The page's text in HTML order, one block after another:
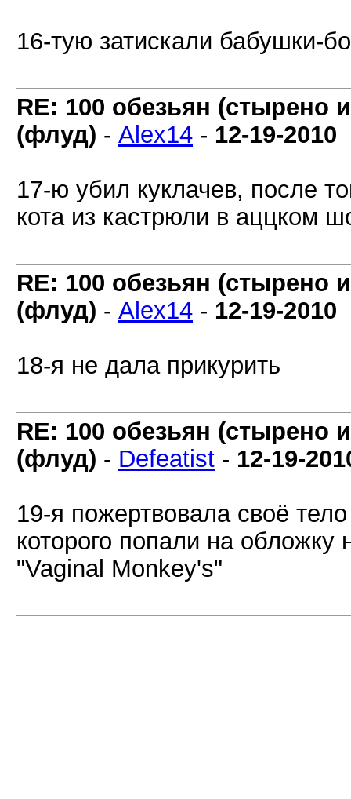
16-тую затискали бабушки-
RE: 100 обезьян (стырено
(флуд) - Alex14 - 12-19-2010
17-ю убил куклачев, после
кота из кастрюли в аццком
RE: 100 обезьян (стырено
(флуд) - Alex14 - 12-19-2010
18-я не дала прикурить
RE: 100 обезьян (стырено
(флуд) - Defeatist - 12-19-
19-я пожертвовала своё
которого попали на
"Vaginal Monkey's"